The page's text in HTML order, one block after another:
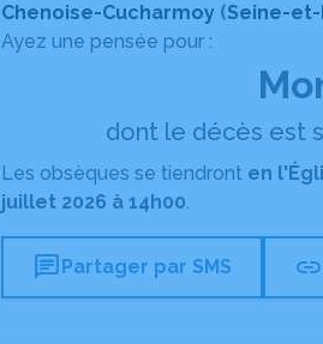
Chenoise-Cucharmoy (Seine-et-
Ayez une pensée pour :
dont le décès est
Les obsèques se tiendront en
juillet 2026 à 14h00.
chatPartager par SMS link